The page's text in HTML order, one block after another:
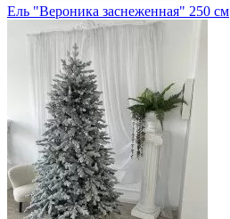
Ель "Вероника заснеженная" 250 см